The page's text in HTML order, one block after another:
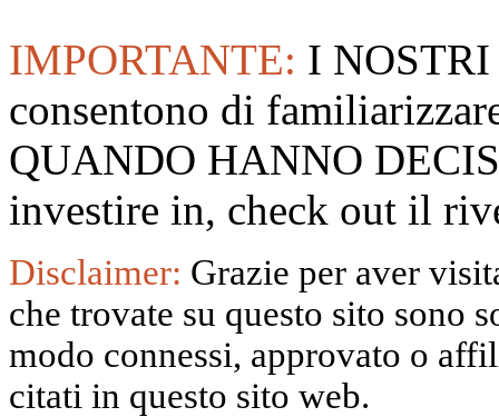
IMPORTANTE: I
consentono di
QUANDO HANNO
investire in, check out il
Disclaimer: Grazie per aver
che trovate su questo sito sono
modo connessi, approvato o
citati in questo sito web.